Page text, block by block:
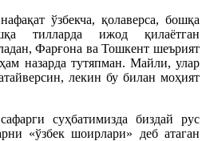
ўзбекча, қолаверса, бошқа
тилларда ижод қилаётган
Фарғона ва Тошкент шеърият
назарда тутяпман. Майли, улар
лекин бу билан моҳият
суҳбатимизда биздай рус
«ўзбек шоирлари» деб атаган